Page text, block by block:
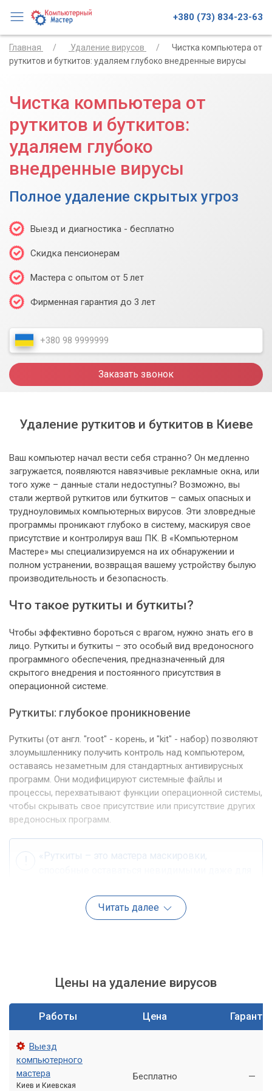
+380 (73) 834-23-63
Главная Удаление вирусов
Чистка компьютера от
руткитов и буткитов: удаляем глубоко внедренные вирусы
Чистка компьютера от
руткитов и буткитов:
удаляем глубоко
внедренные вирусы
Полное удаление скрытых угроз
Выезд и диагностика - бесплатно
Скидка пенсионерам
Мастера с опытом от 5 лет
Фирменная гарантия до 3 лет
Заказать звонок
Удаление руткитов и буткитов в Киеве
Ваш компьютер начал вести себя странно? Он медленно
загружается, появляются навязчивые рекламные окна, или
того хуже – данные стали недоступны? Возможно, вы
стали жертвой руткитов или буткитов – самых опасных и
трудноуловимых компьютерных вирусов. Эти зловредные
программы проникают глубоко в систему, маскируя свое
присутствие и контролируя ваш ПК. В «Компьютерном
Мастере» мы специализируемся на их обнаружении и
полном устранении, возвращая вашему устройству былую
производительность и безопасность.
Что такое руткиты и буткиты?
Чтобы эффективно бороться с врагом, нужно знать его в
лицо. Руткиты и буткиты – это особый вид вредоносного
программного обеспечения, предназначенный для
скрытого внедрения и постоянного присутствия в
операционной системе.
Руткиты: глубокое проникновение
Руткиты (от англ. "root" - корень, и "kit" - набор) позволяют
злоумышленнику получить контроль над компьютером,
оставаясь незаметным для стандартных антивирусных
программ. Они модифицируют системные файлы и
процессы, перехватывают функции операционной системы,
чтобы скрывать свое присутствие или присутствие других
вредоносных программ.
«Руткиты – это мастера маскировки,
Буткиты: атака на старте
или загрузочные секторы. Это означает, что буткит
активируется еще до загрузки операционной системы,
делая его чрезвычайно трудным для обнаружения и
удаления традиционными методами.
Они могут перехватывать контроль над всем компьютером,
вплоть до полного блокирования доступа к системе или
кражи конфиденциальных данных.
Читать далее
Цены на удаление вирусов
Работы Цена
Выезд
компьютерного
мастера
Киев и Киевская
Бесплатно —